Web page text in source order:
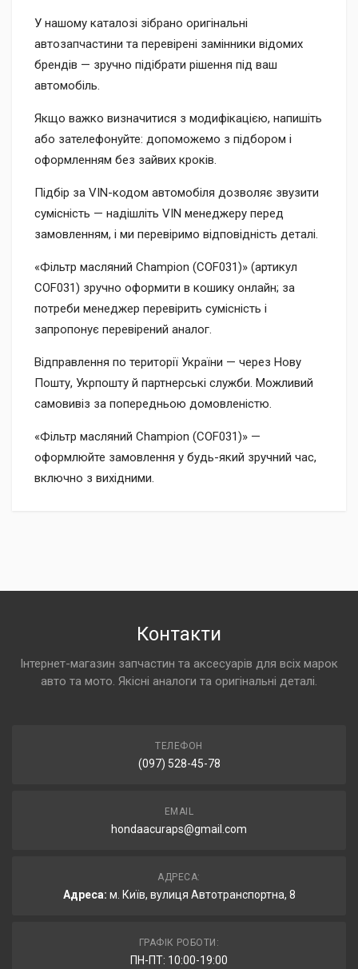
У нашому каталозі зібрано оригінальні
автозапчастини та перевірені замінники відомих
брендів — зручно підібрати рішення під ваш
автомобіль.
Якщо важко визначитися з модифікацією, напишіть
або зателефонуйте: допоможемо з підбором і
оформленням без зайвих кроків.
Підбір за VIN-кодом автомобіля дозволяє звузити
сумісність — надішліть VIN менеджеру перед
замовленням, і ми перевіримо відповідність деталі.
«Фільтр масляний Champion (COF031)» (артикул
COF031) зручно оформити в кошику онлайн; за
потреби менеджер перевірить сумісність і
запропонує перевірений аналог.
Відправлення по території України — через Нову
Пошту, Укрпошту й партнерські служби. Можливий
самовивіз за попередньою домовленістю.
«Фільтр масляний Champion (COF031)» —
оформлюйте замовлення у будь-який зручний час,
включно з вихідними.
Контакти
Інтернет-магазин запчастин та аксесуарів для всіх марок
авто та мото. Якісні аналоги та оригінальні деталі.
ТЕЛЕФОН
(097) 528-45-78
EMAIL
hondaacuraps@gmail.com
АДРЕСА:
Адреса: м. Київ, вулиця Автотранспортна, 8
ГРАФІК РОБОТИ:
ПН-ПТ: 10:00-19:00